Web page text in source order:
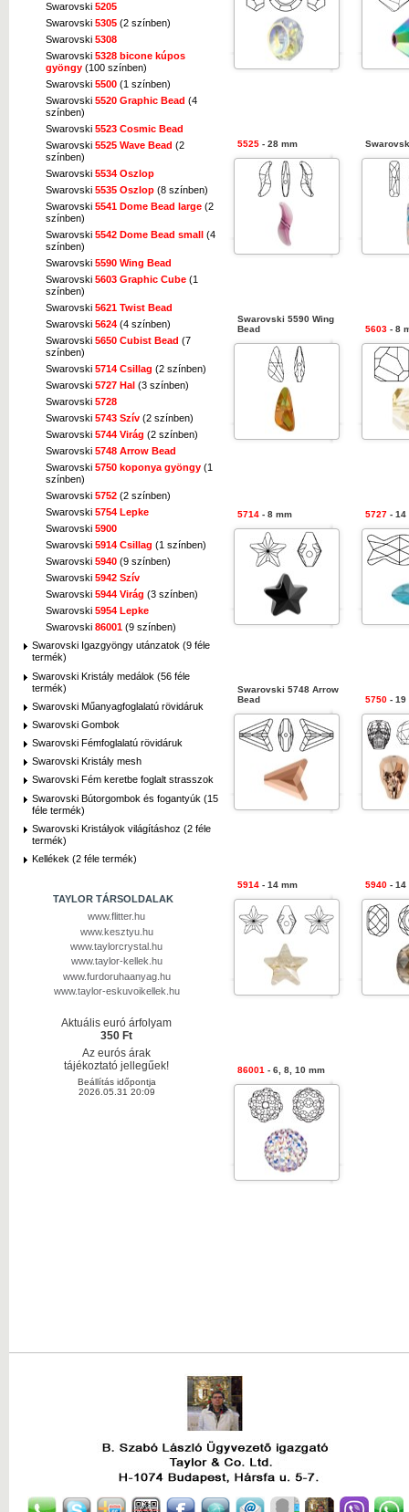
Swarovski 5205
Swarovski 5305 (2 színben)
Swarovski 5308
Swarovski 5328 bicone kúpos
gyöngy (100 színben)
Swarovski 5500 (1 színben)
Swarovski 5520 Graphic Bead (4
színben)
Swarovski 5523 Cosmic Bead
Swarovski 5525 Wave Bead (2
színben)
Swarovski 5534 Oszlop
Swarovski 5535 Oszlop (8 színben)
Swarovski 5541 Dome Bead large (2
színben)
Swarovski 5542 Dome Bead small (4
színben)
Swarovski 5590 Wing Bead
Swarovski 5603 Graphic Cube (1
színben)
Swarovski 5621 Twist Bead
Swarovski 5624 (4 színben)
Swarovski 5650 Cubist Bead (7
színben)
Swarovski 5714 Csillag (2 színben)
Swarovski 5727 Hal (3 színben)
Swarovski 5728
Swarovski 5743 Szív (2 színben)
Swarovski 5744 Virág (2 színben)
Swarovski 5748 Arrow Bead
Swarovski 5750 koponya gyöngy (1
színben)
Swarovski 5752 (2 színben)
Swarovski 5754 Lepke
Swarovski 5900
Swarovski 5914 Csillag (1 színben)
Swarovski 5940 (9 színben)
Swarovski 5942 Szív
Swarovski 5944 Virág (3 színben)
Swarovski 5954 Lepke
Swarovski 86001 (9 színben)
Swarovski Igazgyöngy utánzatok (9 féle
termék)
Swarovski Kristály medálok (56 féle
termék)
Swarovski Műanyagfoglalatú rövidáruk
Swarovski Gombok
Swarovski Fémfoglalatú rövidáruk
Swarovski Kristály mesh
Swarovski Fém keretbe foglalt strasszok
Swarovski Bútorgombok és fogantyúk (15
féle termék)
Swarovski Kristályok világításhoz (2 féle
termék)
Kellékek (2 féle termék)
TAYLOR TÁRSOLDALAK
www.flitter.hu
www.kesztyu.hu
www.taylorcrystal.hu
www.taylor-kellek.hu
www.furdoruhaanyag.hu
www.taylor-eskuvoikellek.hu
Aktuális euró árfolyam
350 Ft
Az eurós árak
tájékoztató jellegűek!
Beállítás időpontja
2026.05.31 20:09
5525 - 28 mm
Swarovski 5590 Wing
Bead
5603 - 8
5714 - 8 mm 5727 - 14
Swarovski 5748 Arrow
Bead
5750 - 19
5914 - 14 mm 5940 - 14
86001 - 6, 8, 10 mm